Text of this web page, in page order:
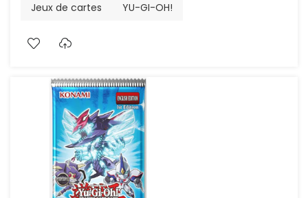
! Avec les tout nouveaux monstres « HÉROS du Mal » qui
Jeux de cartes YU-GI-OH!